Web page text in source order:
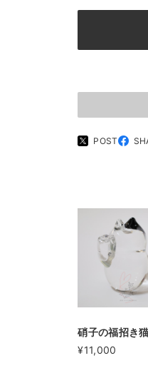
POST
硝子の福招き猫
¥11,000